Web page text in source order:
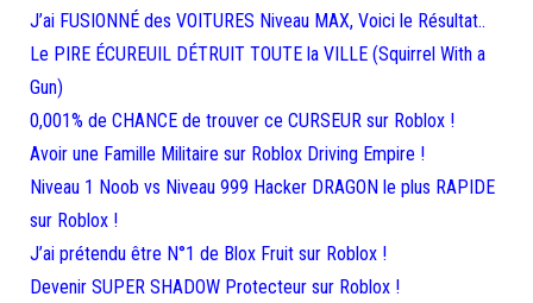
J’ai FUSIONNÉ des VOITURES Niveau MAX, Voici le Résultat..
Le PIRE ÉCUREUIL DÉTRUIT TOUTE la VILLE (Squirrel With a
Gun)
0,001% de CHANCE de trouver ce CURSEUR sur Roblox !
Avoir une Famille Militaire sur Roblox Driving Empire !
Niveau 1 Noob vs Niveau 999 Hacker DRAGON le plus RAPIDE
sur Roblox !
J’ai prétendu être N°1 de Blox Fruit sur Roblox !
Devenir SUPER SHADOW Protecteur sur Roblox !